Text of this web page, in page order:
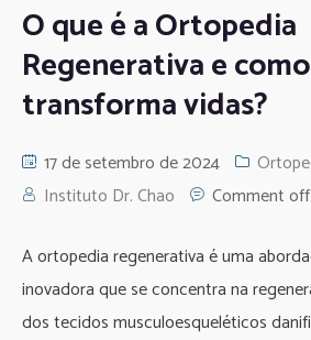
O que é a Ortopedia
Regenerativa e
transforma vidas?
17 de setembro de 2024
Instituto Dr. Chao
Comment off
A ortopedia regenerativa é uma
inovadora que se concentra na
dos tecidos musculoesqueléticos